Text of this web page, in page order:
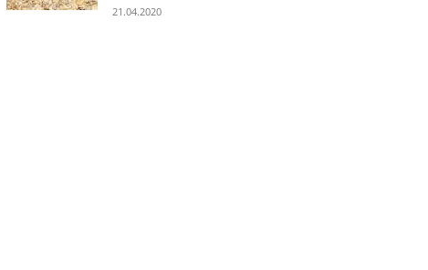
21.04.2020